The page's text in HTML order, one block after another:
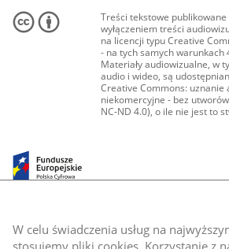
W celu świadczenia usług na
stosujemy pliki cookies. Korzystanie z
Treści tekstowe publikowane
wyłączeniem treści
na licencji typu Creative
- na tych samych warunkach
Materiały audiowizualne, w
audio i wideo, są
Creative Commons: uznanie
niekomercyjne - bez
NC-ND 4.0), o ile nie jest to